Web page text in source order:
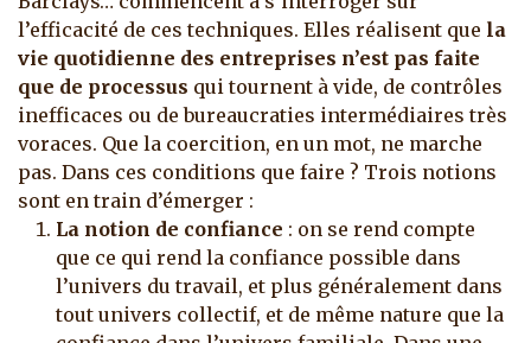
l’efficacité de ces techniques. Elles réalisent que la
vie quotidienne des entreprises n’est pas faite
que de processus qui tournent à vide, de contrôles
inefficaces ou de bureaucraties intermédiaires très
voraces. Que la coercition, en un mot, ne marche
pas. Dans ces conditions que faire ? Trois notions
sont en train d’émerger :
La notion de confiance : on se rend compte
que ce qui rend la confiance possible dans
l’univers du travail, et plus généralement dans
tout univers collectif, et de même nature que la